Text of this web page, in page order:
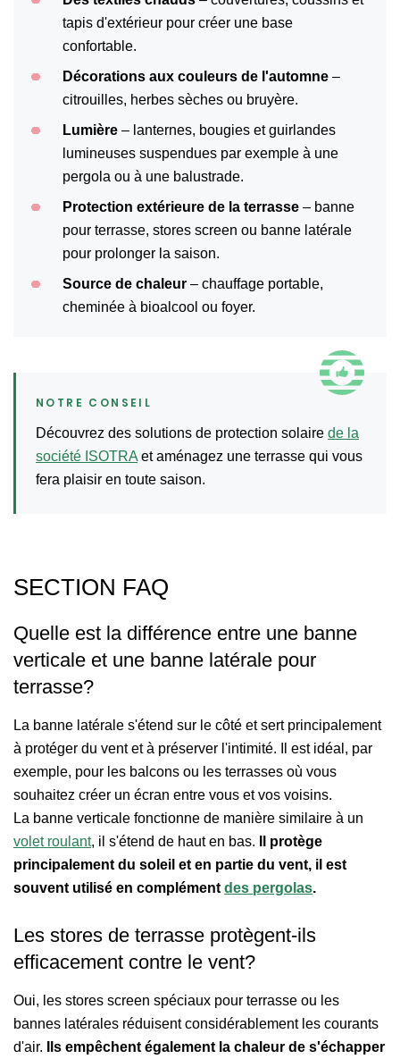
tapis d'extérieur pour créer une base
confortable.
Décorations aux couleurs de l'automne –
citrouilles, herbes sèches ou bruyère.
Lumière – lanternes, bougies et guirlandes
lumineuses suspendues par exemple à une
pergola ou à une balustrade.
Protection extérieure de la terrasse – banne
pour terrasse, stores screen ou banne latérale
pour prolonger la saison.
Source de chaleur – chauffage portable,
cheminée à bioalcool ou foyer.
Découvrez des solutions de protection solaire de la
société ISOTRA et aménagez une terrasse qui vous
fera plaisir en toute saison.
SECTION FAQ
Quelle est la différence entre une banne
verticale et une banne latérale pour
terrasse?
La banne latérale s'étend sur le côté et sert principalement
à protéger du vent et à préserver l'intimité. Il est idéal, par
exemple, pour les balcons ou les terrasses où vous
souhaitez créer un écran entre vous et vos voisins.
La banne verticale fonctionne de manière similaire à un
volet roulant, il s'étend de haut en bas.
Il protège
principalement du soleil et en partie du vent, il est
souvent utilisé en complément des pergolas.
Les stores de terrasse protègent-ils
efficacement contre le vent?
Oui, les stores screen spéciaux pour terrasse ou les
bannes latérales réduisent considérablement les courants
d'air.
Ils empêchent également la chaleur de s'échapper